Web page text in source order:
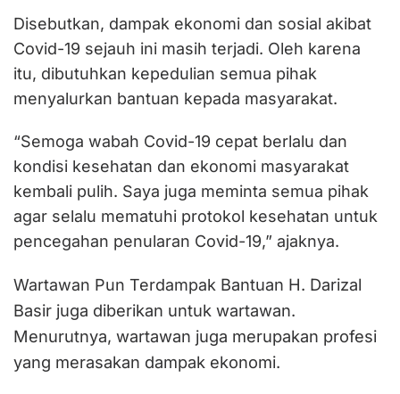
Disebutkan, dampak ekonomi dan sosial akibat
Covid-19 sejauh ini masih terjadi. Oleh karena
itu, dibutuhkan kepedulian semua pihak
menyalurkan bantuan kepada masyarakat.
“Semoga wabah Covid-19 cepat berlalu dan
kondisi kesehatan dan ekonomi masyarakat
kembali pulih. Saya juga meminta semua pihak
agar selalu mematuhi protokol kesehatan untuk
pencegahan penularan Covid-19,” ajaknya.
Wartawan Pun Terdampak Bantuan H. Darizal
Basir juga diberikan untuk wartawan.
Menurutnya, wartawan juga merupakan profesi
yang merasakan dampak ekonomi.